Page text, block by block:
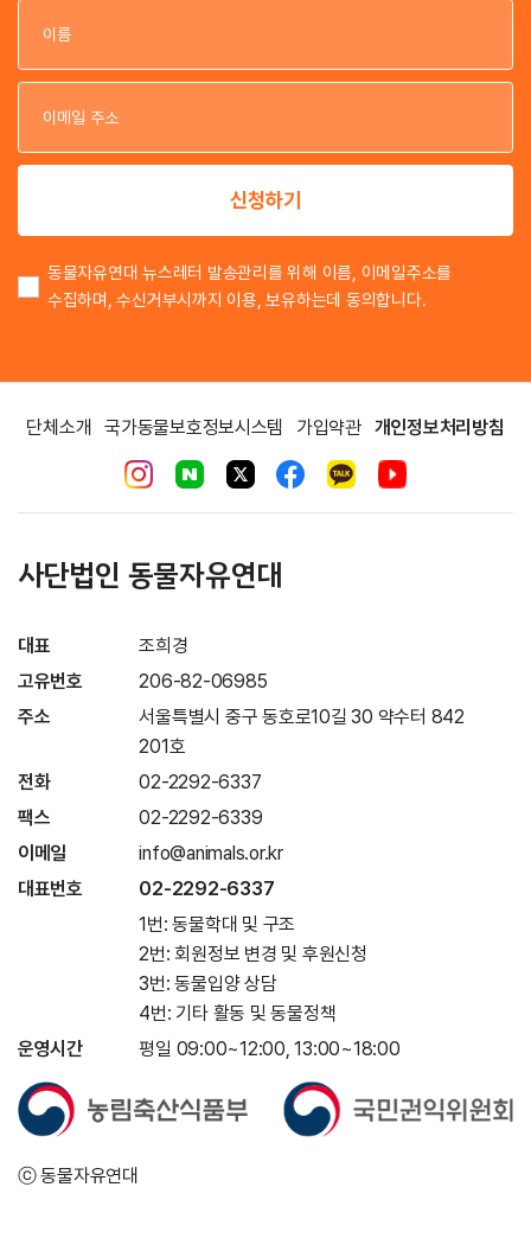
이
이
신청하기
동물자유연대 뉴스레터 발송관리를 위해 이름, 이메일주소를
수집하며, 수신거부시까지 이용, 보유하는데 동의합니다.
단체소개 국가동물보호정보시스템 가입약관 개인정보처리방침
사단법인 동물자유연대
대표
조희경
고유번호
206-82-06985
주소
서울특별시 중구 동호로10길 30 약수터 842
201호
전화
02-2292-6337
팩스
02-2292-6339
이메일
info@animals.or.kr
대표번호
02-2292-6337
1번: 동물학대 및 구조
2번: 회원정보 변경 및 후원신청
3번: 동물입양 상담
4번: 기타 활동 및 동물정책
운영시간
평일 09:00~12:00, 13:00~18:00
ⓒ 동물자유연대